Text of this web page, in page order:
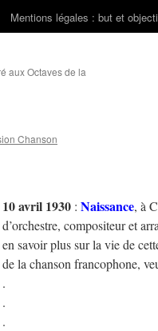
Mentions légales : but et
aux Octaves de la
Chanson
10 avril 1930 : Naissance, à
d’orchestre, compositeur et
en savoir plus sur la vie de
de la chanson francophone,
.
.
.